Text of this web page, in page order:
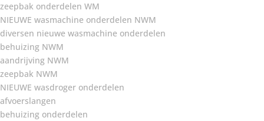
zeepbak onderdelen WM
NIEUWE wasmachine onderdelen NWM
diversen nieuwe wasmachine onderdelen
behuizing NWM
aandrijving NWM
zeepbak NWM
NIEUWE wasdroger onderdelen
afvoerslangen
behuizing onderdelen